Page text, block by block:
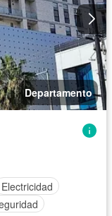
Departamento
Electricidad